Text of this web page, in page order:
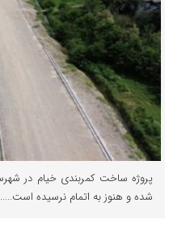
شده و هنوز به اتمام نرسیده است.....